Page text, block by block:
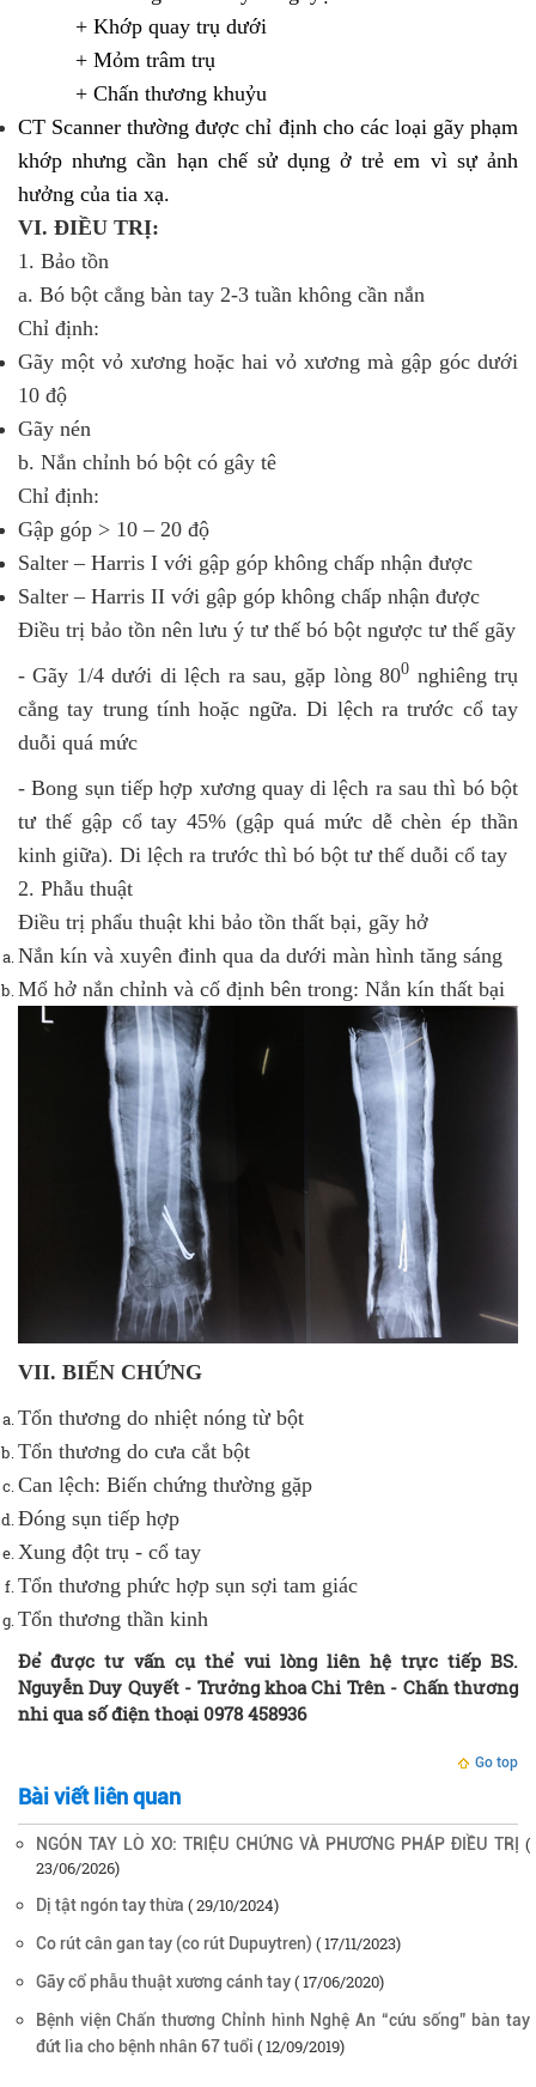
+ Khớp quay trụ dưới
+ Mỏm trâm trụ
+ Chấn thương khuỷu
CT Scanner thường được chỉ định cho các loại gãy phạm
khớp nhưng cần hạn chế sử dụng ở trẻ em vì sự ảnh
hưởng của tia xạ.
VI. ĐIỀU TRỊ:
1. Bảo tồn
a. Bó bột cẳng bàn tay 2-3 tuần không cần nắn
Chỉ định:
Gãy một vỏ xương hoặc hai vỏ xương mà gập góc dưới
10 độ
Gãy nén
b. Nắn chỉnh bó bột có gây tê
Chỉ định:
Gập góp > 10 – 20 độ
Salter – Harris I với gập góp không chấp nhận được
Salter – Harris II với gập góp không chấp nhận được
Điều trị bảo tồn nên lưu ý tư thế bó bột ngược tư thế gãy
- Gãy 1/4 dưới di lệch ra sau, gặp lòng 800 nghiêng trụ
cẳng tay trung tính hoặc ngữa. Di lệch ra trước cổ tay
duỗi quá mức
- Bong sụn tiếp hợp xương quay di lệch ra sau thì bó bột
tư thế gập cổ tay 45% (gập quá mức dễ chèn ép thần
kinh giữa). Di lệch ra trước thì bó bột tư thế duỗi cổ tay
2. Phẫu thuật
Điều trị phẩu thuật khi bảo tồn thất bại, gãy hở
Nắn kín và xuyên đinh qua da dưới màn hình tăng sáng
Mổ hở nắn chỉnh và cố định bên trong: Nắn kín thất bại
VII. BIẾN CHỨNG
Tổn thương do nhiệt nóng từ bột
Tổn thương do cưa cắt bột
Can lệch: Biến chứng thường gặp
Đóng sụn tiếp hợp
Xung đột trụ - cổ tay
Tổn thương phức hợp sụn sợi tam giác
Tổn thương thần kinh
Để được tư vấn cụ thể vui lòng liên hệ trực tiếp BS.
Nguyễn Duy Quyết - Trưởng khoa Chi Trên - Chấn thương
nhi qua số điện thoại 0978 458936
Go top
Bài viết liên quan
NGÓN TAY LÒ XO: TRIỆU CHỨNG VÀ PHƯƠNG PHÁP ĐIỀU TRỊ (
23/06/2026)
Dị tật ngón tay thừa ( 29/10/2024)
Co rút cân gan tay (co rút Dupuytren) ( 17/11/2023)
Gãy cổ phẫu thuật xương cánh tay( 17/06/2020)
Bệnh viện Chấn thương Chỉnh hình Nghệ An “cứu sống” bàn tay
đứt lìa cho bệnh nhân 67 tuổi ( 12/09/2019)